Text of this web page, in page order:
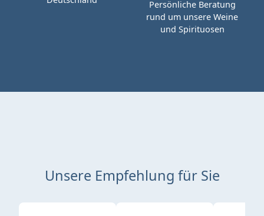
Persönliche Beratung
rund um unsere Weine
und Spirituosen
Unsere Empfehlung für Sie
Produktgalerie überspringen